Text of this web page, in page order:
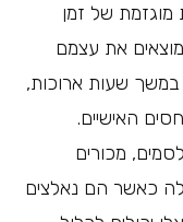
מוגזמת של זמן
את עצמם
במשך שעות ארוכות,
האישיים.
מכורים
כאשר הם נאלצים